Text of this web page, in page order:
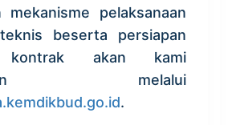
mekanisme pelaksanaan
beserta persiapan
kontrak akan kami
melalui
.